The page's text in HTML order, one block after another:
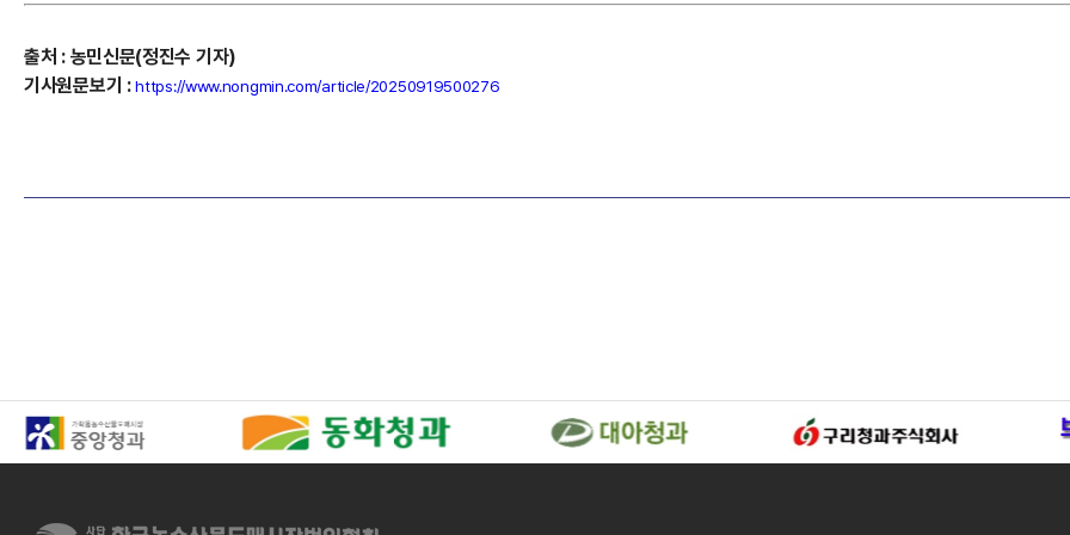
출처 : 농민신문(정진수 기자)
기사원문보기 :https://www.nongmin.com/article/20250919500276